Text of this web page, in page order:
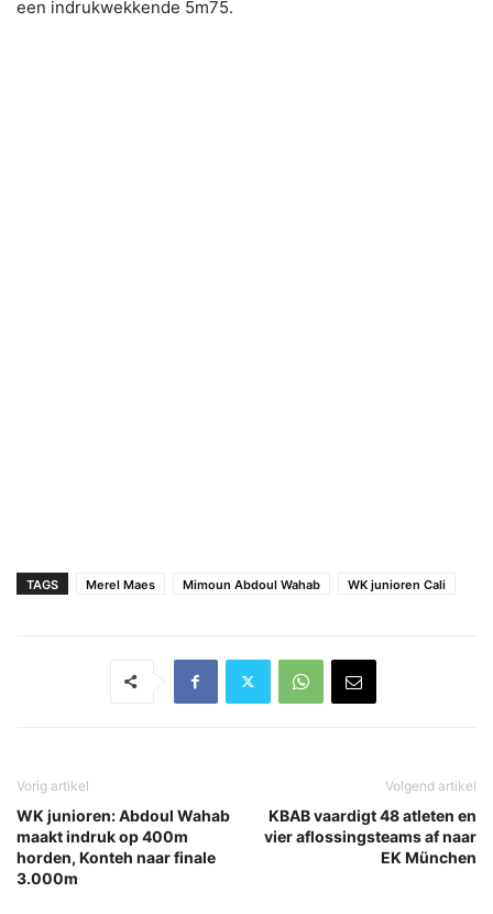
een indrukwekkende 5m75.
TAGS Merel Maes Mimoun Abdoul Wahab WK junioren Cali
Vorig artikel
WK junioren: Abdoul Wahab
maakt indruk op 400m
horden, Konteh naar finale
3.000m
Volgend artikel
KBAB vaardigt 48 atleten en
vier aflossingsteams af naar
EK München